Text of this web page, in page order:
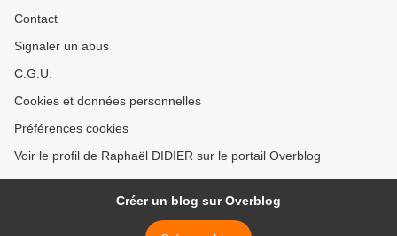
Contact
Signaler un abus
C.G.U.
Cookies et données personnelles
Préférences cookies
Voir le profil de Raphaël DIDIER sur le portail Overblog
Créer un blog sur Overblog